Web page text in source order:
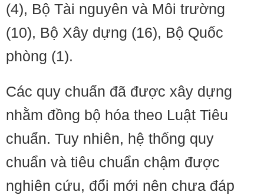
(4), Bộ Tài nguyên và Môi trường
(10), Bộ Xây dựng (16), Bộ Quốc
phòng (1).
Các quy chuẩn đã được xây dựng
nhằm đồng bộ hóa theo Luật Tiêu
chuẩn. Tuy nhiên, hệ thống quy
chuẩn và tiêu chuẩn chậm được
nghiên cứu, đổi mới nên chưa đáp